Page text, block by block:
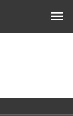
menu